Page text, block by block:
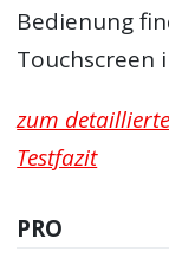
Bedienung
Touchscreen
zum
Testfazit
PRO